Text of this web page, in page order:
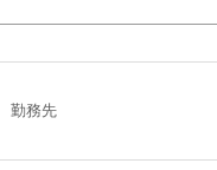
勤務先